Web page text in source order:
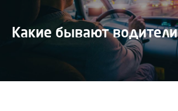
Какие бывают водители